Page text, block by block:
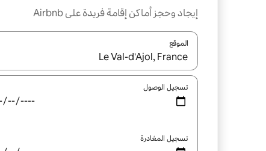
إيجاد وحجز أماكن إقامة فريدة على Airbnb
الموقع
عند توفر النتائج، انتقل باستخدام السهمين لأعلى
تسجيل الوصول
تسجيل المغادرة